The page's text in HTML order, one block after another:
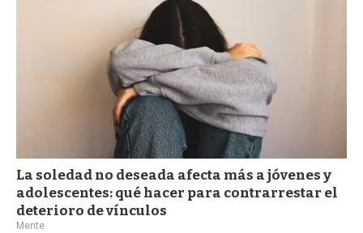
La soledad no deseada afecta más a jóvenes y
adolescentes: qué hacer para contrarrestar el
deterioro de vínculos
Mente